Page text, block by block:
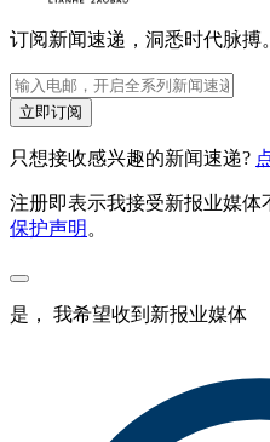
订阅新闻速递，洞悉时代脉搏。
立即订阅
只想接收感兴趣的新闻速递?
注册即表示我接受新报业媒体
保护声明。
是， 我希望收到新报业媒体